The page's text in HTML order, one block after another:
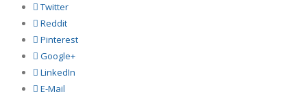
Twitter
Reddit
Pinterest
Google+
LinkedIn
E-Mail